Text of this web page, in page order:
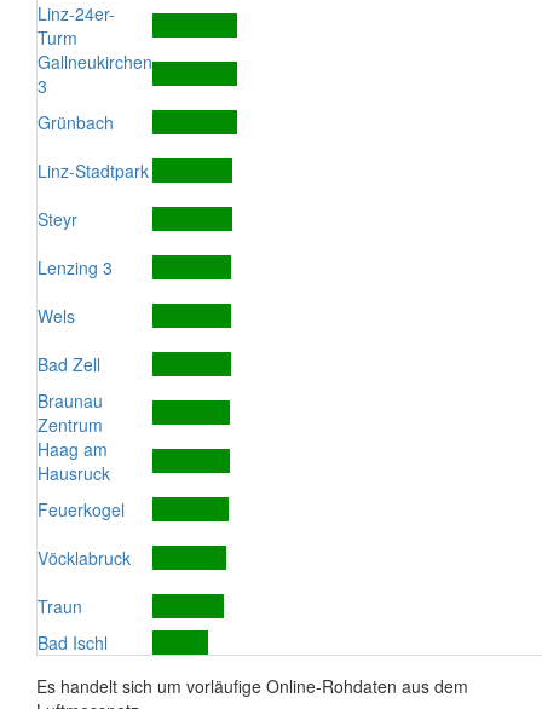
Linz-24er-
Turm
Gallneukirchen
3
Grünbach
Linz-Stadtpark
Steyr
Lenzing 3
Wels
Bad Zell
Braunau
Zentrum
Haag am
Hausruck
Feuerkogel
Vöcklabruck
Traun
Bad Ischl
Es handelt sich um vorläufige Online-Rohdaten aus dem